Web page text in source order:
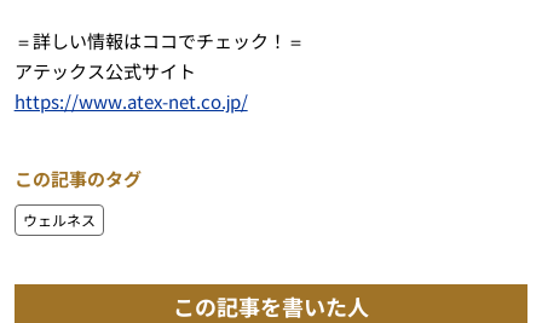
＝詳しい情報はココでチェック！＝
アテックス公式サイト
https://www.atex-net.co.jp/
この記事のタグ
ウェルネス
この記事を書いた人